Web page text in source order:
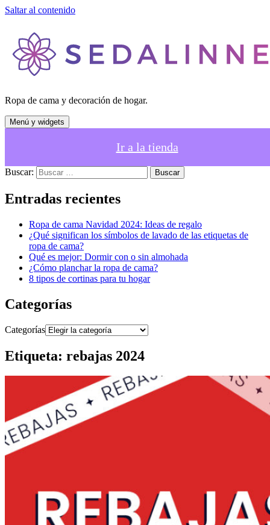
Saltar al contenido
Ropa de cama y decoración de hogar.
Menú y widgets
Ir a la tienda
Buscar:
Entradas recientes
Ropa de cama Navidad 2024: Ideas de regalo
¿Qué significan los símbolos de lavado de las etiquetas de
ropa de cama?
Qué es mejor: Dormir con o sin almohada
¿Cómo planchar la ropa de cama?
8 tipos de cortinas para tu hogar
Categorías
Categorías
Etiqueta: rebajas 2024